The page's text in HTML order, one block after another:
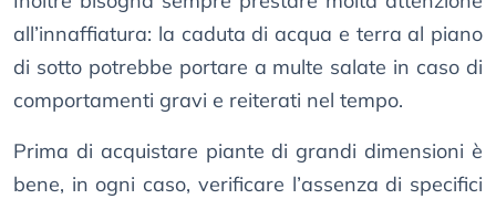
all’innaffiatura: la caduta di acqua e terra al piano
di sotto potrebbe portare a multe salate in caso di
comportamenti gravi e reiterati nel tempo.
Prima di acquistare piante di grandi dimensioni è
bene, in ogni caso, verificare l’assenza di specifici